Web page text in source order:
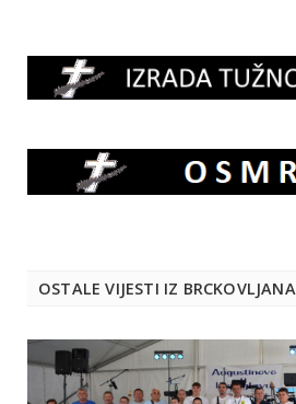
OSTALE VIJESTI IZ BRCKOVLJANA